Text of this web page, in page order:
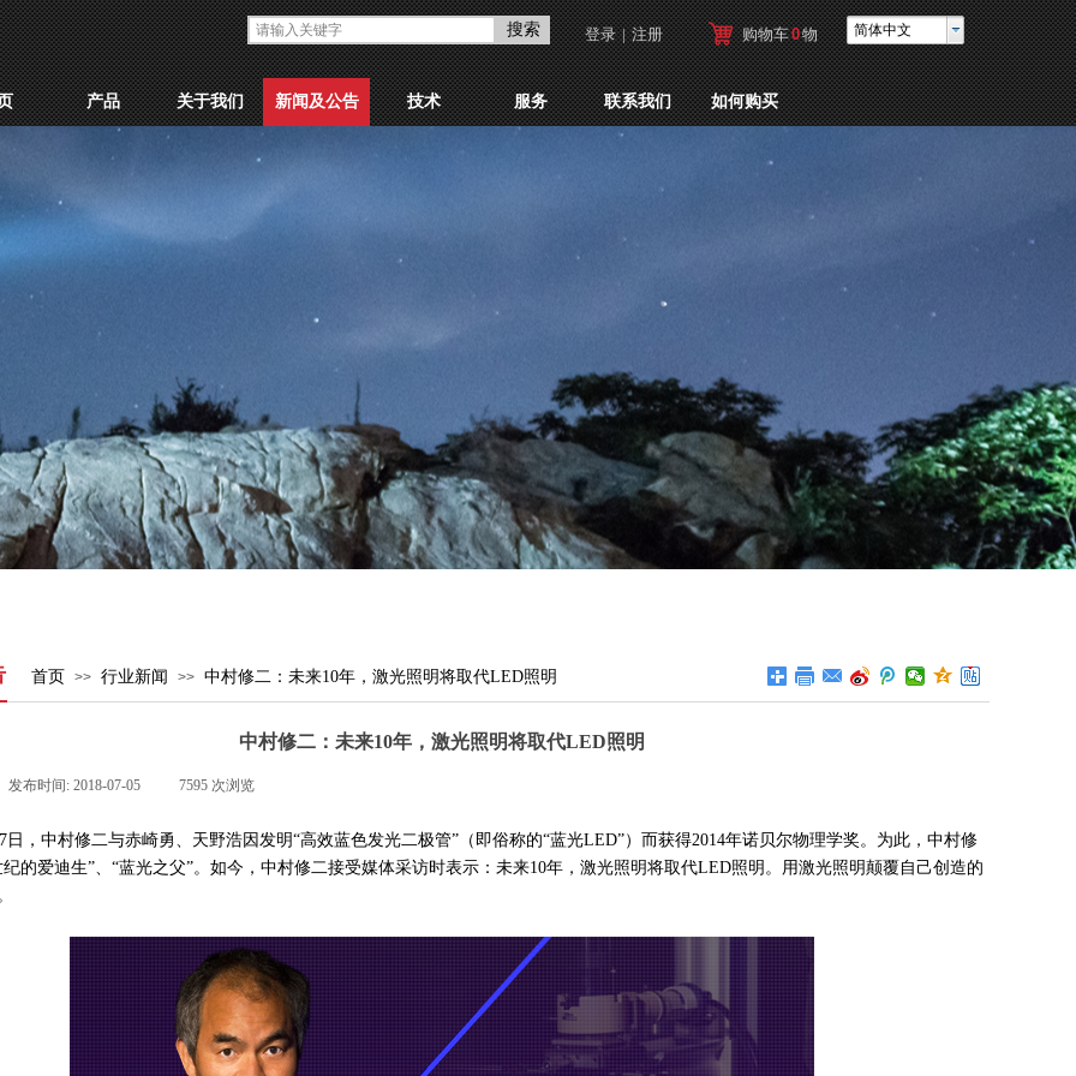
搜索 简体中文
购物车0物
品
登录 | 注册
产品 关于我们 新闻及公告 技术 服务 联系我们 如何购买
首页 >> 行业新闻 >> 中村修二：未来10年，激光照明将取代LED照明
中村修二：未来10年，激光照明将取代LED照明
发布时间: 2018-07-05 7595 次浏览
7 日，中村修二与赤崎勇、天野浩因发明“高效蓝色发光二极管”（即俗称的“蓝光LED”）而获得2014年诺贝尔物理学奖。为此，中村修
纪的爱迪生”、“蓝光之父”。如今，中村修二接受媒体采访时表示：未来10年，激光照明将取代LED照明。用激光照明颠覆自己创造的